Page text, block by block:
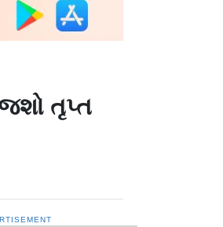
તૃપ્ત